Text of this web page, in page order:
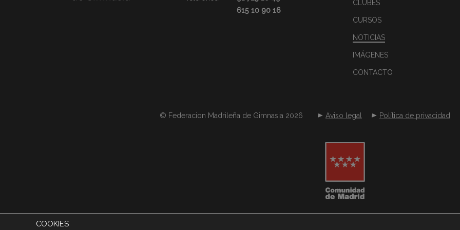
615 10 90 16
CLUBES
CURSOS
NOTICIAS
IMÁGENES
CONTACTO
© Federacion Madrileña de Gimnasia 2026 Aviso legal Política de privacidad
COOKIES